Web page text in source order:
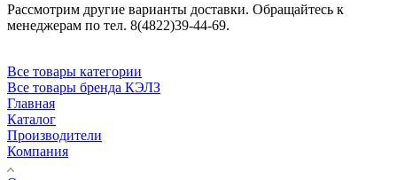
Рассмотрим другие варианты доставки. Обращайтесь к
менеджерам по тел. 8(4822)39-44-69.
Все товары категории
Все товары бренда КЭЛЗ
Главная
Каталог
Производители
Компания